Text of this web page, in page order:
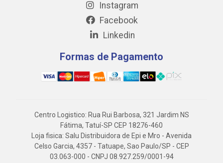
Instagram
Facebook
Linkedin
Formas de Pagamento
Centro Logistico: Rua Rui Barbosa, 321 Jardim NS
Fátima, Tatuí-SP CEP 18276-460
Loja fisica: Salu Distribuidora de Epi e Mro - Avenida
Celso Garcia, 4357 - Tatuape, Sao Paulo/SP - CEP
03.063-000 - CNPJ 08.927.259/0001-94